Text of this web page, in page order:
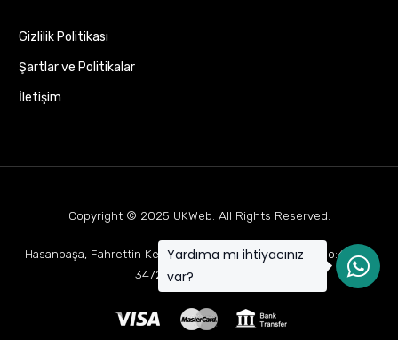
Gizlilik Politikası
Şartlar ve Politikalar
İletişim
Copyright © 2025 UKWeb . All Rights Reserved.
Hasanpaşa, Fahrettin Kerim Gökay Cd Mukaddes Apt No:63 D:1,
34722 Kadıköy/İstanbul
Yardıma mı ihtiyacınız
var?